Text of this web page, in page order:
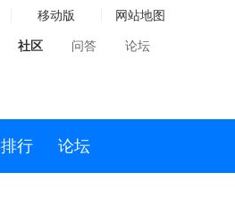
移动版 网站地图
社区 问答 论坛
排行 论坛